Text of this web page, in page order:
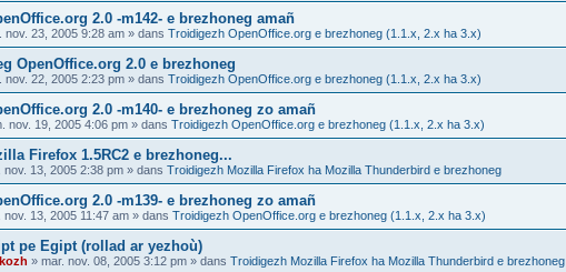
2.0 -m142- e brezhoneg amañ
nov. 23, 2005 9:28 am » dans Troidigezh OpenOffice.org e brezhoneg (1.1.x, 2.x ha 3.x)
OpenOffice.org 2.0 e brezhoneg
nov. 22, 2005 2:23 pm » dans Troidigezh OpenOffice.org e brezhoneg (1.1.x, 2.x ha 3.x)
2.0 -m140- e brezhoneg zo amañ
nov. 19, 2005 4:06 pm » dans Troidigezh OpenOffice.org e brezhoneg (1.1.x, 2.x ha 3.x)
Firefox 1.5RC2 e brezhoneg...
nov. 13, 2005 2:38 pm » dans Troidigezh Mozilla Firefox ha Mozilla Thunderbird e brezhoneg
2.0 -m139- e brezhoneg zo amañ
nov. 13, 2005 11:47 am » dans Troidigezh OpenOffice.org e brezhoneg (1.1.x, 2.x ha 3.x)
pe Egipt (rollad ar yezhoù)
» mar. nov. 08, 2005 3:12 pm » dans Troidigezh Mozilla Firefox ha Mozilla Thunderbird e brezhoneg